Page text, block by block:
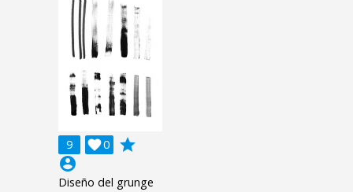
9 0

grade
account_circle
Diseño del grunge